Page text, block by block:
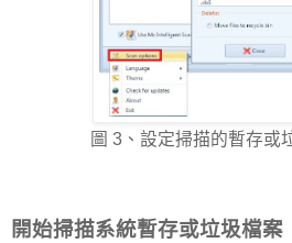
圖 3、設定掃描的暫存或
開始掃描系統暫存或垃圾檔案